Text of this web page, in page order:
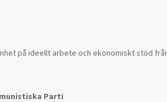
på ideellt arbete och ekonomiskt stöd
Parti